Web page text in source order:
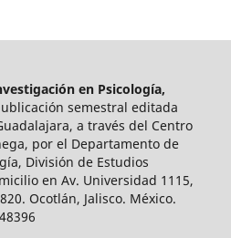
en Psicología,
semestral editada
a través del Centro
por el Departamento de
División de Estudios
en Av. Universidad 1115,
Ocotlán, Jalisco. México.